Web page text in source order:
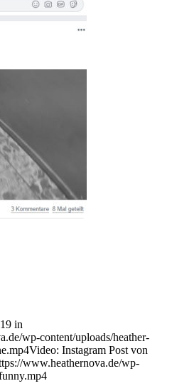
in
wp-content/uploads/heather-
Instagram Post von
www.heathernova.de/wp-